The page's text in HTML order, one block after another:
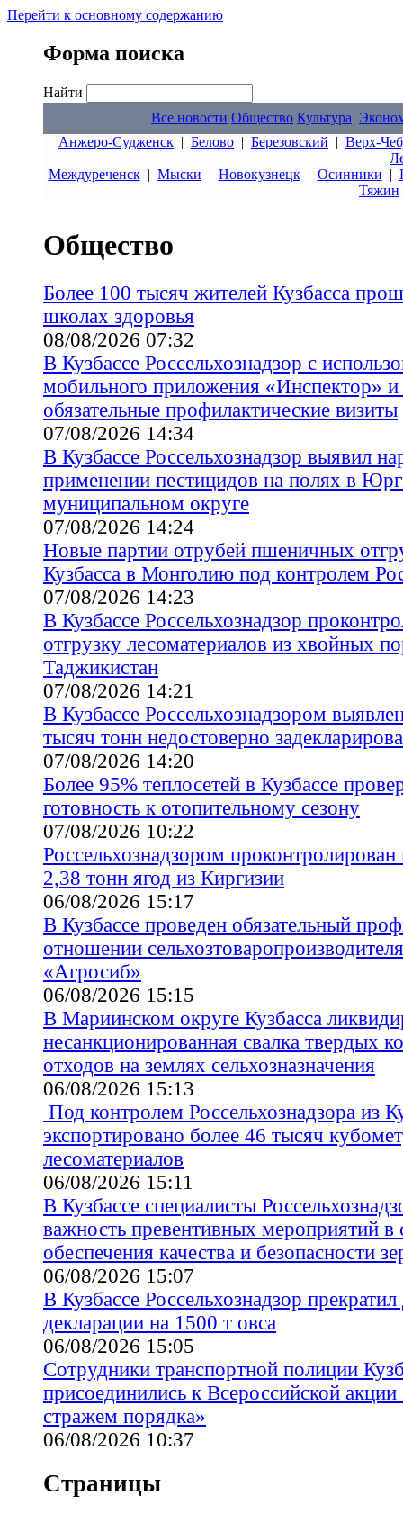
Перейти к основному содержанию
Форма поиска
Найти
Все новости Общество Культура
Анжеро-Судженск | Белово | Березовский | Верх-
Междуреченск| Мыски | Новокузнецк| Осинники |
Тяжин
Общество
Более 100 тысяч жителей Кузбасса
школах здоровья
08/08/2026 07:32
В Кузбассе Россельхознадзор с
мобильного приложения «Инспектор»
обязательные профилактические визиты
07/08/2026 14:34
В Кузбассе Россельхознадзор выявил
применении пестицидов на полях в
муниципальном округе
07/08/2026 14:24
Новые партии отрубей пшеничных
Кузбасса в Монголию под контролем
07/08/2026 14:23
В Кузбассе Россельхознадзор
отгрузку лесоматериалов из хвойных
Таджикистан
07/08/2026 14:21
В Кузбассе Россельхознадзором
тысяч тонн недостоверно
07/08/2026 14:20
Более 95% теплосетей в Кузбассе
готовность к отопительному сезону
07/08/2026 10:22
Россельхознадзором проконтролирован
2,38 тонн ягод из Киргизии
06/08/2026 15:17
В Кузбассе проведен обязательный
отношении
«Агросиб»
06/08/2026 15:15
В Мариинском округе Кузбасса
несанкционированная свалка твердых
отходов на землях сельхозназначения
06/08/2026 15:13
Под контролем Россельхознадзора из
экспортировано более 46 тысяч
лесоматериалов
06/08/2026 15:11
В Кузбассе специалисты
важность превентивных мероприятий в
обеспечения качества и безопасности
06/08/2026 15:07
В Кузбассе Россельхознадзор прекратил
декларации на 1500 т овса
06/08/2026 15:05
Сотрудники транспортной полиции
присоединились к Всероссийской акции
стражем порядка»
06/08/2026 10:37
Страницы